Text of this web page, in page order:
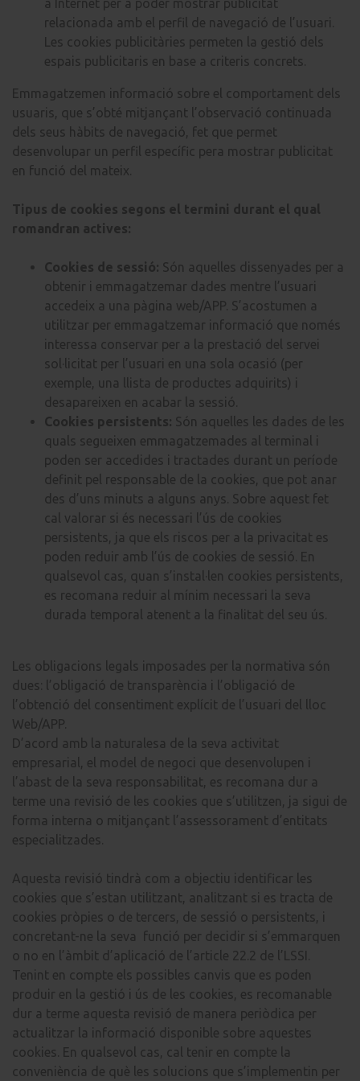
a Internet per a poder mostrar publicitat
relacionada amb el perfil de navegació de l’usuari.
Les cookies publicitàries permeten la gestió dels
espais publicitaris en base a criteris concrets.
Emmagatzemen informació sobre el comportament dels
usuaris, que s’obté mitjançant l’observació continuada
dels seus hàbits de navegació, fet que permet
desenvolupar un perfil específic pera mostrar publicitat
en funció del mateix.
Tipus de cookies segons el termini durant el qual
romandran actives:
Cookies de sessió: Són aquelles dissenyades per a
obtenir i emmagatzemar dades mentre l’usuari
accedeix a una pàgina web/APP. S’acostumen a
utilitzar per emmagatzemar informació que només
interessa conservar per a la prestació del servei
sol·licitat per l’usuari en una sola ocasió (per
exemple, una llista de productes adquirits) i
desapareixen en acabar la sessió.
Cookies persistents: Són aquelles les dades de les
quals segueixen emmagatzemades al terminal i
poden ser accedides i tractades durant un període
definit pel responsable de la cookies, que pot anar
des d’uns minuts a alguns anys. Sobre aquest fet
cal valorar si és necessari l’ús de cookies
persistents, ja que els riscos per a la privacitat es
poden reduir amb l’ús de cookies de sessió. En
qualsevol cas, quan s’instal·len cookies persistents,
es recomana reduir al mínim necessari la seva
durada temporal atenent a la finalitat del seu ús.
Les obligacions legals imposades per la normativa són
dues: l’obligació de transparència i l’obligació de
l’obtenció del consentiment explícit de l’usuari del lloc
Web/APP.
D’acord amb la naturalesa de la seva activitat
empresarial, el model de negoci que desenvolupen i
l’abast de la seva responsabilitat, es recomana dur a
terme una revisió de les cookies que s’utilitzen, ja sigui de
forma interna o mitjançant l’assessorament d’entitats
especialitzades.
Aquesta revisió tindrà com a objectiu identificar les
cookies que s’estan utilitzant, analitzant si es tracta de
cookies pròpies o de tercers, de sessió o persistents, i
concretant-ne la seva funció per decidir si s’emmarquen
o no en l’àmbit d’aplicació de l’article 22.2 de l’LSSI.
Tenint en compte els possibles canvis que es poden
produir en la gestió i ús de les cookies, es recomanable
dur a terme aquesta revisió de manera periòdica per
actualitzar la informació disponible sobre aquestes
cookies. En qualsevol cas, cal tenir en compte la
conveniència de què les solucions que s’implementin per